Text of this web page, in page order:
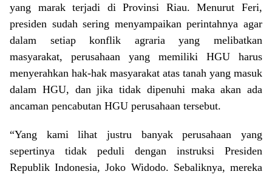
yang marak terjadi di Provinsi Riau. Menurut Feri,
presiden sudah sering menyampaikan perintahnya agar
dalam setiap konflik agraria yang melibatkan
masyarakat, perusahaan yang memiliki HGU harus
menyerahkan hak-hak masyarakat atas tanah yang masuk
dalam HGU, dan jika tidak dipenuhi maka akan ada
ancaman pencabutan HGU perusahaan tersebut.
“Yang kami lihat justru banyak perusahaan yang
sepertinya tidak peduli dengan instruksi Presiden
Republik Indonesia, Joko Widodo. Sebaliknya, mereka